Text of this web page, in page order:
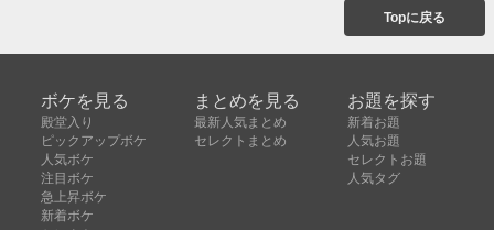
Topに戻る
ボケを見る
殿堂入り
ピックアップボケ
人気ボケ
注目ボケ
急上昇ボケ
新着ボケ
まとめを見る
最新人気まとめ
セレクトまとめ
お題を探す
新着お題
人気お題
セレクトお題
人気タグ